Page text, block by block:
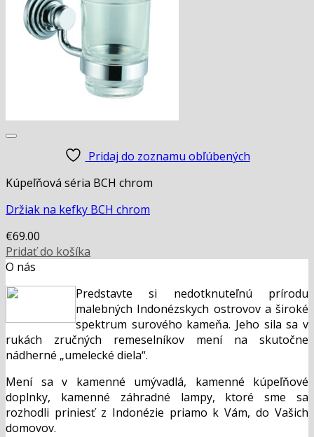
product
page
Pridaj do zoznamu obľúbených
Kúpeľňová séria BCH chrom
Držiak na kefky BCH chrom
€69.00
Pridať do košíka
O nás
Predstavte si nedotknuteľnú prírodu
malebných Indonézskych ostrovov a široké
spektrum surového kameňa. Jeho sila sa v
rukách zručných remeselníkov mení na skutočne
nádherné „umelecké diela“.
Mení sa v kamenné umývadlá, kamenné kúpeľňové
doplnky, kamenné záhradné lampy, ktoré sme sa
rozhodli priniesť z Indonézie priamo k Vám, do Vašich
domovov.